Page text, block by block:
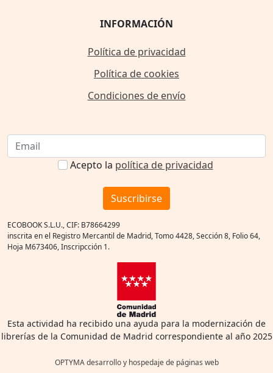
INFORMACIÓN
Política de privacidad
Política de cookies
Condiciones de envío
Acepto la política de privacidad
Suscribirse
ECOBOOK S.L.U., CIF: B78664299
inscrita en el Registro Mercantil de Madrid, Tomo 4428, Sección 8, Folio 64,
Hoja M673406, Inscripcción 1.
Esta actividad ha recibido una ayuda para la modernización de
librerías de la Comunidad de Madrid correspondiente al año 2025
OPTYMA desarrollo y hospedaje de páginas web